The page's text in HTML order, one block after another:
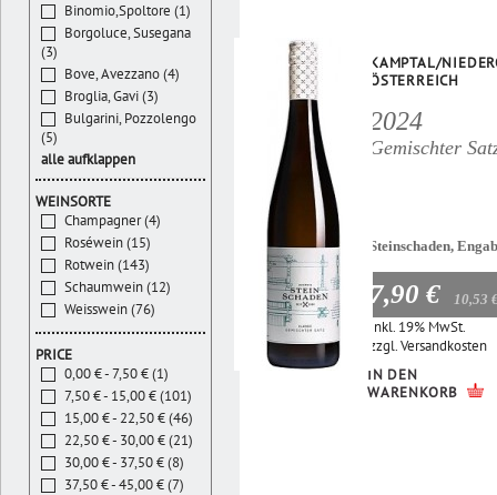
KAMPTAL/
ÖSTERREICH
2024
Gemischter
Steinschaden,
7,90 € 10,53
Inkl. 19% MwSt.
zzgl.Versandkosten
IN DEN
WARENKORB
Binomio,Spoltore (1)
Borgoluce, Susegana
(3)
Bove, Avezzano (4)
Broglia, Gavi (3)
Bulgarini, Pozzolengo
(5)
alle aufklappen
WEINSORTE
Champagner (4)
Roséwein (15)
Rotwein (143)
Schaumwein (12)
Weisswein (76)
PRICE
0,00 € - 7,50 € (1)
7,50 € - 15,00 € (101)
15,00 € - 22,50 € (46)
22,50 € - 30,00 € (21)
30,00 € - 37,50 € (8)
37,50 € - 45,00 € (7)